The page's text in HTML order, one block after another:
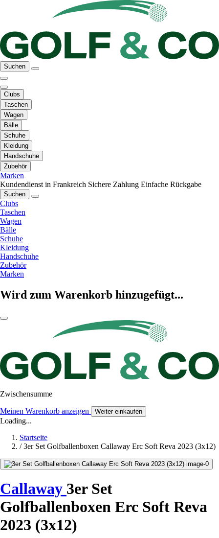
Suchen
Clubs
Taschen
Wagen
Bälle
Schuhe
Kleidung
Handschuhe
Zubehör
Marken
Kundendienst in Frankreich Sichere Zahlung Einfache Rückgabe
Suchen
Clubs
Taschen
Wagen
Bälle
Schuhe
Kleidung
Handschuhe
Zubehör
Marken
Wird zum Warenkorb hinzugefügt...
Zwischensumme
Meinen Warenkorb anzeigen Weiter einkaufen
Loading...
Startseite
/ 3er Set Golfballenboxen Callaway Erc Soft Reva 2023 (3x12)
Callaway 3er Set
Golfballenboxen Erc Soft Reva
2023 (3x12)